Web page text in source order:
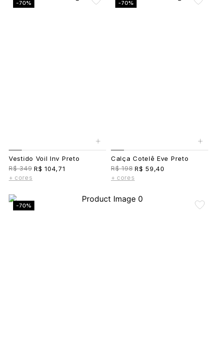
-70%
+
Vestido Voil Inv Preto
R$ 349 R$ 104,71
+ cores
-70%
+
Calça Cotelê Eve Preto
R$ 198 R$ 59,40
+ cores
-70%